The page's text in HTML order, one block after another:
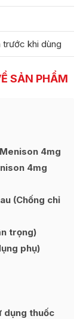
khi dùng
SẢN PHẨM
4mg
4mg
(Chống chỉ
trọng)
phụ)
dụng thuốc